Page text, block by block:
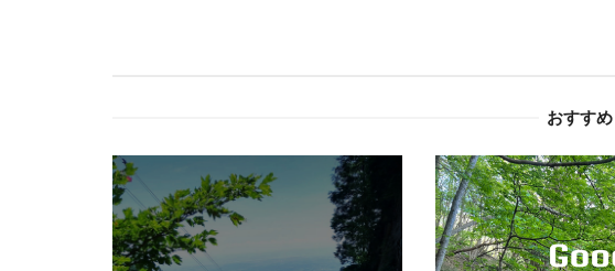
シ
ョ
ン
おすすめ